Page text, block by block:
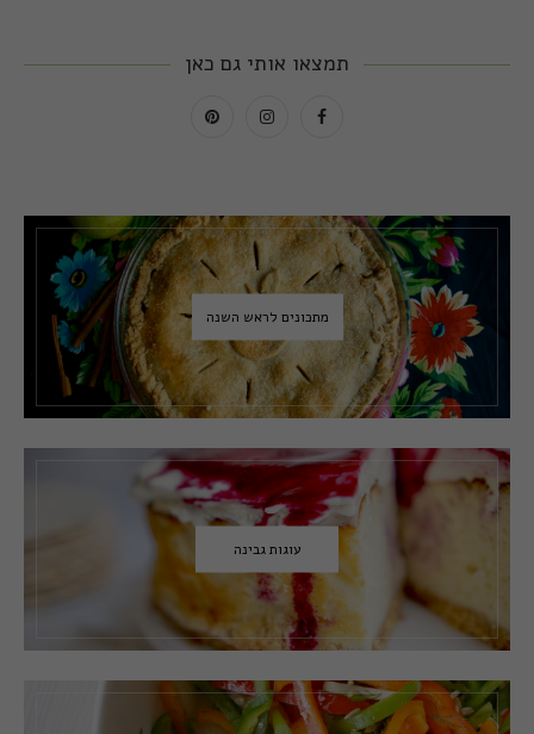
תמצאו אותי גם כאן
מתכונים לראש השנה
עוגות גבינה